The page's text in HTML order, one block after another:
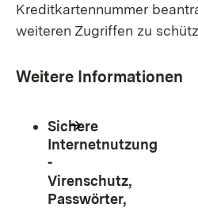
Kreditkartennummer
weiteren Zugriffen zu
Weitere Informationen
Sichere
Internetnutzung
-
Virenschutz,
Passwörter,